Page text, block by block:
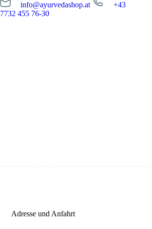
Essensreservierung
info@ayurvedashop.at
+43
7732 455 76-30
Adresse und Anfahrt